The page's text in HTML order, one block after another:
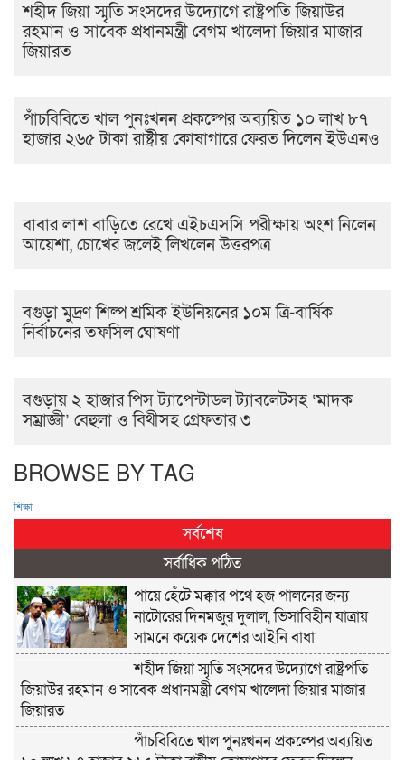
শহীদ জিয়া স্মৃতি সংসদের উদ্যোগে রাষ্ট্রপতি জিয়াউর
রহমান ও সাবেক প্রধানমন্ত্রী বেগম খালেদা জিয়ার মাজার
জিয়ারত
পাঁচবিবিতে খাল পুনঃখনন প্রকল্পের অব্যয়িত ১০ লাখ ৮৭
হাজার ২৬৫ টাকা রাষ্ট্রীয় কোষাগারে ফেরত দিলেন ইউএনও
বাবার লাশ বাড়িতে রেখে এইচএসসি পরীক্ষায় অংশ নিলেন
আয়েশা, চোখের জলেই লিখলেন উত্তরপত্র
বগুড়া মুদ্রণ শিল্প শ্রমিক ইউনিয়নের ১০ম ত্রি-বার্ষিক
নির্বাচনের তফসিল ঘোষণা
বগুড়ায় ২ হাজার পিস ট্যাপেন্টাডল ট্যাবলেটসহ ‘মাদক
সম্রাজ্ঞী’ বেহুলা ও বিথীসহ গ্রেফতার ৩
BROWSE BY TAG
শিক্ষা
সর্বশেষ
সর্বাধিক পঠিত
পায়ে হেঁটে মক্কার পথে হজ পালনের জন্য
নাটোরের দিনমজুর দুলাল, ভিসাবিহীন যাত্রায়
সামনে কয়েক দেশের আইনি বাধা
শহীদ জিয়া স্মৃতি সংসদের উদ্যোগে রাষ্ট্রপতি
জিয়াউর রহমান ও সাবেক প্রধানমন্ত্রী বেগম খালেদা জিয়ার মাজার
জিয়ারত
পাঁচবিবিতে খাল পুনঃখনন প্রকল্পের অব্যয়িত